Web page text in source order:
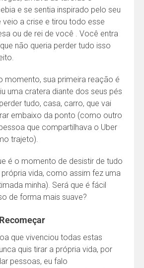
e se sentia inspirado pelo seu
veio a crise e tirou todo esse
ou de rei de você . Você entra
não queria perder tudo isso
momento, sua primeira reação é
uma cratera diante dos seus pés
tudo, casa, carro, que vai
embaixo da ponto (como outro
que compartilhava o Uber
trajeto).
é o momento de desistir de tudo
vida, como assim fez uma
minha). Será que é fácil
de forma mais suave?
que vivenciou todas estas
quis tirar a própria vida, por
pessoas, eu falo